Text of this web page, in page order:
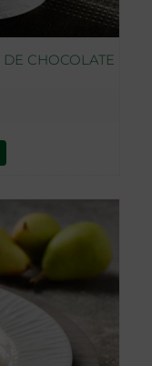
CHOCOLATE